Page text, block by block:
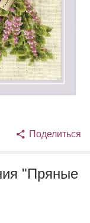
Поделиться
"Пряные